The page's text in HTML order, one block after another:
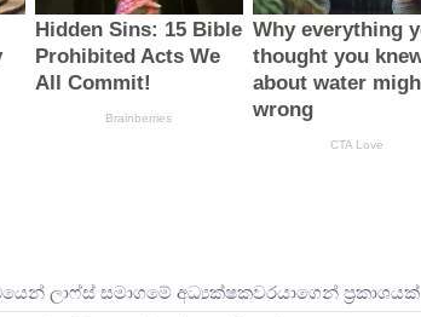
ලාෆ්ස් සමාගමේ අධ්‍යක්ෂකවරයාගෙන් ප්‍රකාශයක්